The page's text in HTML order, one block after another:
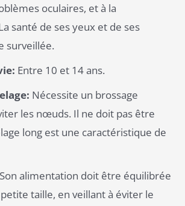
oculaires, et à la
santé de ses yeux et de ses
surveillée.
Entre 10 et 14 ans.
Nécessite un brossage
les nœuds. Il ne doit pas être
long est une caractéristique de
Son alimentation doit être équilibrée
taille, en veillant à éviter le